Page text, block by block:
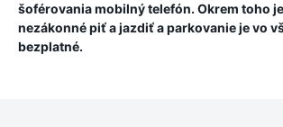
šoférovania mobilný telefón. Okrem toho
nezákonné piť a jazdiť a parkovanie je vo
bezplatné.